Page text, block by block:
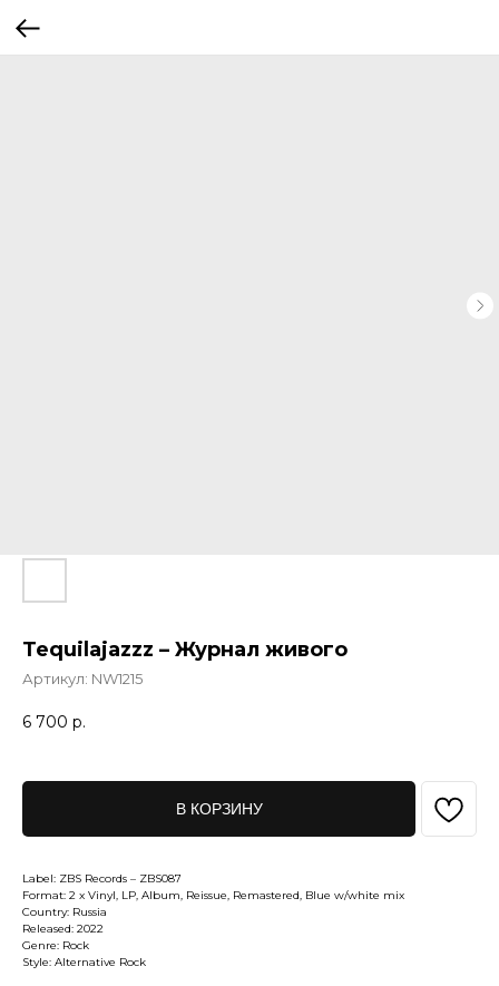
Tequilajazzz – Журнал живого
Артикул: NW1215
6 700 р.
В КОРЗИНУ
Label: ZBS Records – ZBS087
Format: 2 x Vinyl, LP, Album, Reissue, Remastered, Blue w/white mix
Country: Russia
Released: 2022
Genre: Rock
Style: Alternative Rock